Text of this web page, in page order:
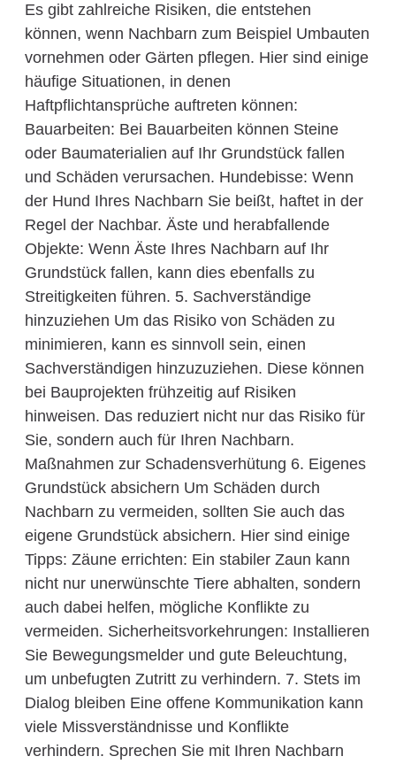
Es gibt zahlreiche Risiken, die entstehen
können, wenn Nachbarn zum Beispiel Umbauten
vornehmen oder Gärten pflegen. Hier sind einige
häufige Situationen, in denen
Haftpflichtansprüche auftreten können:
Bauarbeiten: Bei Bauarbeiten können Steine
oder Baumaterialien auf Ihr Grundstück fallen
und Schäden verursachen. Hundebisse: Wenn
der Hund Ihres Nachbarn Sie beißt, haftet in der
Regel der Nachbar. Äste und herabfallende
Objekte: Wenn Äste Ihres Nachbarn auf Ihr
Grundstück fallen, kann dies ebenfalls zu
Streitigkeiten führen. 5. Sachverständige
hinzuziehen Um das Risiko von Schäden zu
minimieren, kann es sinnvoll sein, einen
Sachverständigen hinzuzuziehen. Diese können
bei Bauprojekten frühzeitig auf Risiken
hinweisen. Das reduziert nicht nur das Risiko für
Sie, sondern auch für Ihren Nachbarn.
Maßnahmen zur Schadensverhütung 6. Eigenes
Grundstück absichern Um Schäden durch
Nachbarn zu vermeiden, sollten Sie auch das
eigene Grundstück absichern. Hier sind einige
Tipps: Zäune errichten: Ein stabiler Zaun kann
nicht nur unerwünschte Tiere abhalten, sondern
auch dabei helfen, mögliche Konflikte zu
vermeiden. Sicherheitsvorkehrungen: Installieren
Sie Bewegungsmelder und gute Beleuchtung,
um unbefugten Zutritt zu verhindern. 7. Stets im
Dialog bleiben Eine offene Kommunikation kann
viele Missverständnisse und Konflikte
verhindern. Sprechen Sie mit Ihren Nachbarn